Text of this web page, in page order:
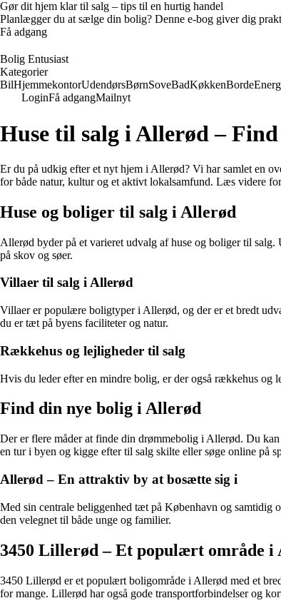
Gør dit hjem klar til salg – tips til en hurtig handel
Planlægger du at sælge din bolig? Denne e-bog giver dig
Få adgang
Bolig Entusiast
Kategorier
BilHjemmekontorUdendørsBørnSoveBadKøkkenBorde
LoginFå adgangMailnyt
Huse til salg i Allerød –
Er du på udkig efter et nyt hjem i Allerød? Vi har samlet en
for både natur, kultur og et aktivt lokalsamfund. Læs videre
Huse og boliger til salg i Allerød
Allerød byder på et varieret udvalg af huse og boliger til
på skov og søer.
Villaer til salg i Allerød
Villaer er populære boligtyper i Allerød, og der er et bredt
du er tæt på byens faciliteter og natur.
Rækkehus og lejligheder til salg
Hvis du leder efter en mindre bolig, er der også rækkehus og
Find din nye bolig i Allerød
Der er flere måder at finde din drømmebolig i Allerød. Du
en tur i byen og kigge efter til salg skilte eller søge online på
Allerød – En attraktiv by at bosætte sig i
Med sin centrale beliggenhed tæt på København og
den velegnet til både unge og familier.
3450 Lillerød – Et populært område i
3450 Lillerød er et populært boligområde i Allerød med et
for mange. Lillerød har også gode transportforbindelser og